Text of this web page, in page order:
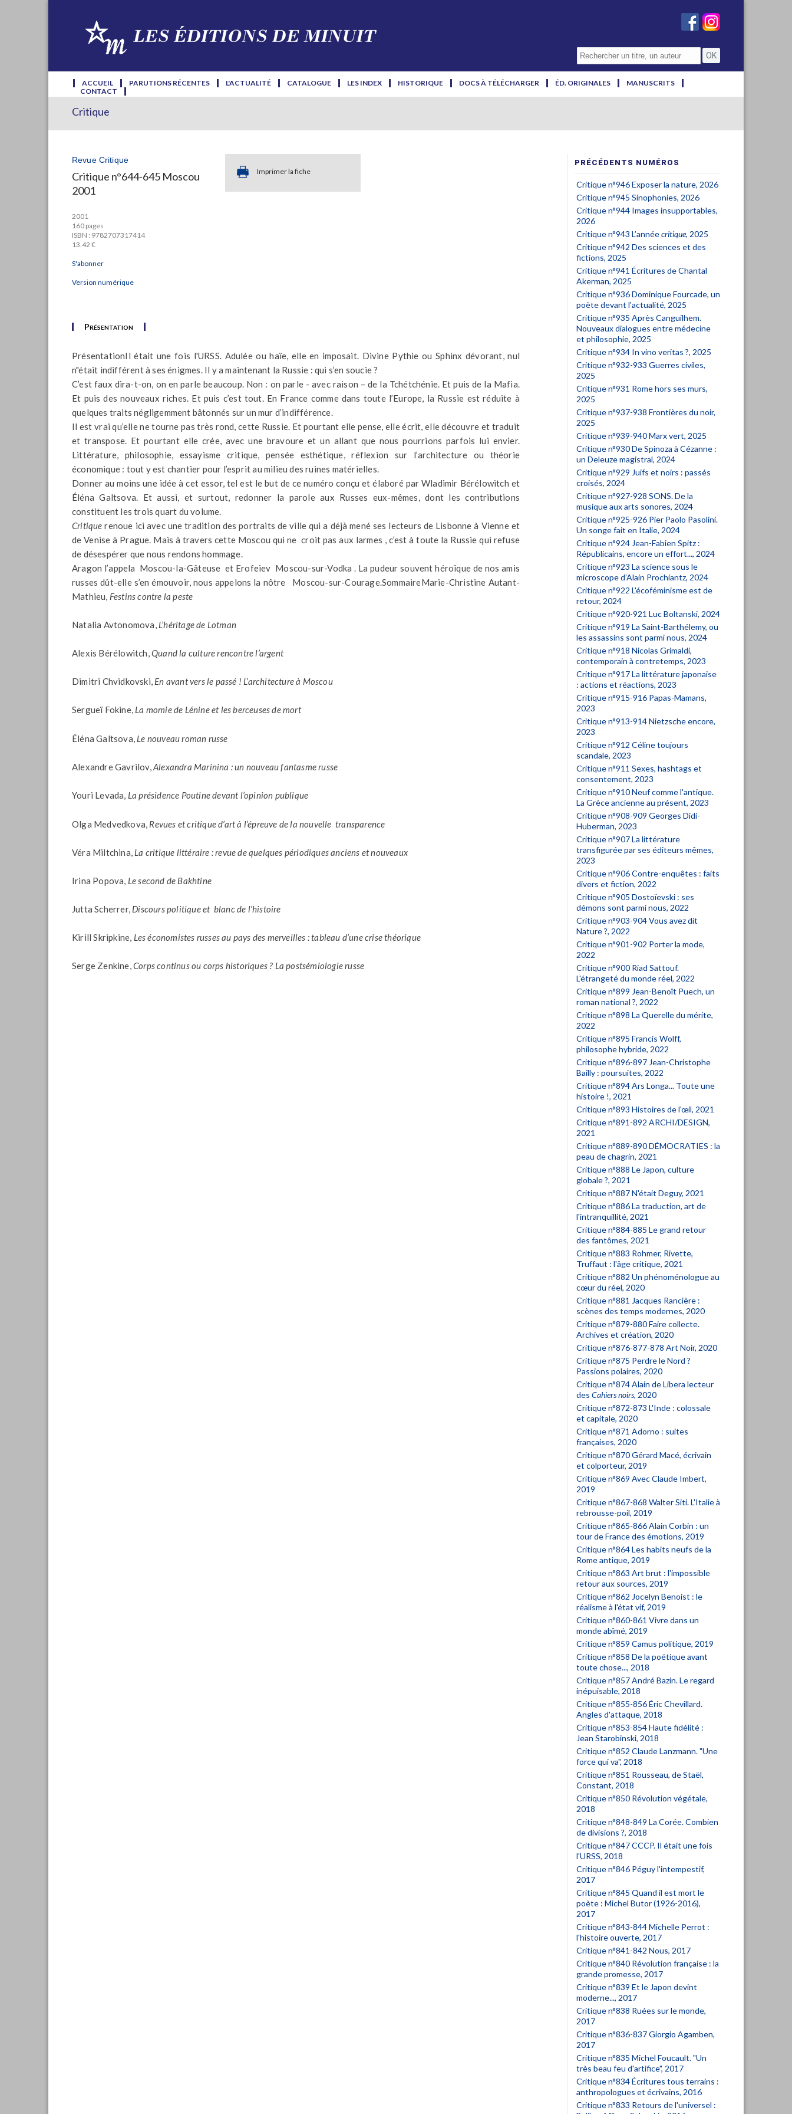
ACCUEIL PARUTIONS RÉCENTES L'ACTUALITÉ CATALOGUE LES INDEX HISTORIQUE DOCS À TÉLÉCHARGER ÉD. ORIGINALES
MANUSCRITS
CONTACT
Critique
Revue Critique
Critique n°644-645 Moscou
2001
2001
160 pages
ISBN : 9782707317414
13.42 €
S'abonner
Version numérique
Imprimer la fiche
Présentation
PrésentationIl était une fois l'URSS. Adulée ou haïe, elle en imposait. Divine Pythie ou Sphinx dévorant, nul
n"était indifférent à ses énigmes. Il y a maintenant la Russie : qui s’en soucie ?
C’est faux dira-t-on, on en parle beaucoup. Non : on parle - avec raison – de la Tchétchénie. Et puis de la Mafia.
Et puis des nouveaux riches. Et puis c’est tout. En France comme dans toute l’Europe, la Russie est réduite à
quelques traits négligemment bâtonnés sur un mur d’indifférence.
Il est vrai qu’elle ne tourne pas très rond, cette Russie. Et pourtant elle pense, elle écrit, elle découvre et traduit
et transpose. Et pourtant elle crée, avec une bravoure et un allant que nous pourrions parfois lui envier.
Littérature, philosophie, essayisme critique, pensée esthétique, réflexion sur l’architecture ou théorie
économique : tout y est chantier pour l’esprit au milieu des ruines matérielles.
Donner au moins une idée à cet essor, tel est le but de ce numéro conçu et élaboré par Wladimir Bérélowitch et
Éléna Galtsova. Et aussi, et surtout, redonner la parole aux Russes eux-mêmes, dont les contributions
constituent les trois quart du volume.
Critique renoue ici avec une tradition des portraits de ville qui a déjà mené ses lecteurs de Lisbonne à Vienne et
de Venise à Prague. Mais à travers cette Moscou qui ne croit pas aux larmes , c’est à toute la Russie qui refuse
de désespérer que nous rendons hommage.
Aragon l’appela Moscou-la-Gâteuse et Erofeiev Moscou-sur-Vodka . La pudeur souvent héroïque de nos amis
russes dût-elle s’en émouvoir, nous appelons la nôtre Moscou-sur-Courage.SommaireMarie-Christine Autant-
Mathieu, Festins contre la peste
Natalia Avtonomova, L’héritage de Lotman
Alexis Bérélowitch,Quand la culture rencontre l’argent
Dimitri Chvidkovski, En avant vers le passé ! L’architecture à Moscou
Sergueï Fokine, La momie de Lénine et les berceuses de mort
Éléna Galtsova, Le nouveau roman russe
Alexandre Gavrilov,Alexandra Marinina : un nouveau fantasme russe
Youri Levada, La présidence Poutine devant l’opinion publique
Olga Medvedkova, Revues et critique d’art à l’épreuve de la nouvelle transparence
Véra Miltchina, La critique littéraire : revue de quelques périodiques anciens et nouveaux
Irina Popova, Le second de Bakhtine
Jutta Scherrer, Discours politique et blanc de l’histoire
Kirill Skripkine, Les économistes russes au pays des merveilles : tableau d’une crise théorique
Serge Zenkine,Corps continus ou corps historiques ? La postsémiologie russe
PRÉCÉDENTS NUMÉROS
Critique n°946 Exposer la nature, 2026
Critique n°945 Sinophonies, 2026
Critique n°944 Images insupportables,
2026
Critique n°943 L’annéecritique, 2025
Critique n°942 Des sciences et des
fictions, 2025
Critique n°941 Écritures de Chantal
Akerman, 2025
Critique n°936 Dominique Fourcade, un
poète devant l'actualité, 2025
Critique n°935 Après Canguilhem.
Nouveaux dialogues entre médecine
et philosophie, 2025
Critique n°934 In vino veritas ?, 2025
Critique n°932-933 Guerres civiles,
2025
Critique n°931 Rome hors ses murs,
2025
Critique n°937-938 Frontières du noir,
2025
Critique n°939-940 Marx vert, 2025
Critique n°930 De Spinoza à Cézanne :
un Deleuze magistral, 2024
Critique n°929 Juifs et noirs : passés
croisés, 2024
Critique n°927-928 SONS. De la
musique aux arts sonores, 2024
Critique n°925-926 Pier Paolo Pasolini.
Un songe fait en Italie, 2024
Critique n°924 Jean-Fabien Spitz :
Républicains, encore un effort..., 2024
Critique n°923 La science sous le
microscope d’Alain Prochiantz, 2024
Critique n°922 L'écoféminisme est de
retour, 2024
Critique n°920-921 Luc Boltanski, 2024
Critique n°919 La Saint-Barthélemy, ou
les assassins sont parmi nous, 2024
Critique n°918 Nicolas Grimaldi,
contemporain à contretemps, 2023
Critique n°917 La littérature japonaise
: actions et réactions, 2023
Critique n°915-916 Papas-Mamans,
2023
Critique n°913-914 Nietzsche encore,
2023
Critique n°912 Céline toujours
scandale, 2023
Critique n°911 Sexes, hashtags et
consentement, 2023
Critique n°910 Neuf comme l'antique.
La Grèce ancienne au présent, 2023
Critique n°908-909 Georges Didi-
Huberman, 2023
Critique n°907 La littérature
transfigurée par ses éditeurs mêmes,
2023
Critique n°906 Contre-enquêtes : faits
divers et fiction, 2022
Critique n°905 Dostoïevski : ses
démons sont parmi nous, 2022
Critique n°903-904 Vous avez dit
Nature ?, 2022
Critique n°901-902 Porter la mode,
2022
Critique n°900 Riad Sattouf.
L'étrangeté du monde réel, 2022
Critique n°899 Jean-Benoît Puech, un
roman national ?, 2022
Critique n°898 La Querelle du mérite,
2022
Critique n°895 Francis Wolff,
philosophe hybride, 2022
Critique n°896-897 Jean-Christophe
Bailly : poursuites, 2022
Critique n°894 Ars Longa... Toute une
histoire !, 2021
Critique n°893 Histoires de l'œil, 2021
Critique n°891-892 ARCHI/DESIGN,
2021
Critique n°889-890 DÉMOCRATIES : la
peau de chagrin, 2021
Critique n°888 Le Japon, culture
globale ?, 2021
Critique n°887 N'était Deguy, 2021
Critique n°886 La traduction, art de
l'intranquillité, 2021
Critique n°884-885 Le grand retour
des fantômes, 2021
Critique n°883 Rohmer, Rivette,
Truffaut : l'âge critique, 2021
Critique n°882 Un phénoménologue au
cœur du réel, 2020
Critique n°881 Jacques Rancière :
scènes des temps modernes, 2020
Critique n°879-880 Faire collecte.
Archives et création, 2020
Critique n°876-877-878 Art Noir, 2020
Critique n°875 Perdre le Nord ?
Passions polaires, 2020
Critique n°874 Alain de Libera lecteur
des Cahiers noirs, 2020
Critique n°872-873 L'Inde : colossale
et capitale, 2020
Critique n°871 Adorno : suites
françaises, 2020
Critique n°870 Gérard Macé, écrivain
et colporteur, 2019
Critique n°869 Avec Claude Imbert,
2019
Critique n°867-868 Walter Siti. L'Italie à
rebrousse-poil, 2019
Critique n°865-866 Alain Corbin : un
tour de France des émotions, 2019
Critique n°864 Les habits neufs de la
Rome antique, 2019
Critique n°863 Art brut : l'impossible
retour aux sources, 2019
Critique n°862 Jocelyn Benoist : le
réalisme à l'état vif, 2019
Critique n°860-861 Vivre dans un
monde abîmé, 2019
Critique n°859 Camus politique, 2019
Critique n°858 De la poétique avant
toute chose..., 2018
Critique n°857 André Bazin. Le regard
inépuisable, 2018
Critique n°855-856 Éric Chevillard.
Angles d'attaque, 2018
Critique n°853-854 Haute fidélité :
Jean Starobinski, 2018
Critique n°852 Claude Lanzmann. "Une
force qui va", 2018
Critique n°851 Rousseau, de Staël,
Constant, 2018
Critique n°850 Révolution végétale,
2018
Critique n°848-849 La Corée. Combien
de divisions ?, 2018
Critique n°847 CCCP. Il était une fois
l'URSS, 2018
Critique n°846 Péguy l'intempestif,
2017
Critique n°845 Quand il est mort le
poète : Michel Butor (1926-2016),
2017
Critique n°843-844 Michelle Perrot :
l'histoire ouverte, 2017
Critique n°841-842 Nous, 2017
Critique n°840 Révolution française : la
grande promesse, 2017
Critique n°839 Et le Japon devint
moderne..., 2017
Critique n°838 Ruées sur le monde,
2017
Critique n°836-837 Giorgio Agamben,
2017
Critique n°835 Michel Foucault. "Un
très beau feu d'artifice", 2017
Critique n°834 Écritures tous terrains :
anthropologues et écrivains, 2016
Critique n°833 Retours de l'universel :